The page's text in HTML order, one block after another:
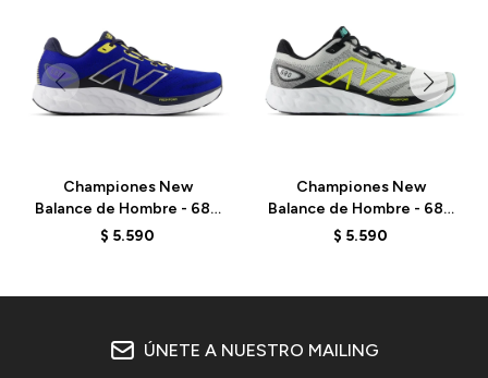
Championes New
Balance de Hombre - 680
V8 - M680RB8 - ELD
$ 5.590
Championes New
Balance de Hombre - 680
V8 - M680CG8 - GREY
$ 5.590
ÚNETE A NUESTRO MAILING